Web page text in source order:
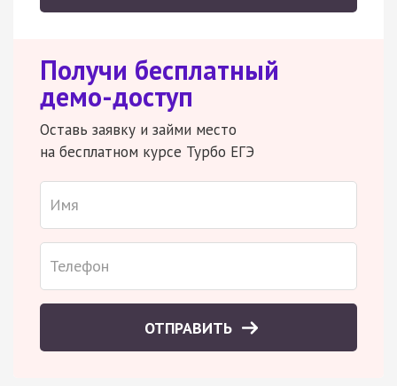
Получи бесплатный
демо-доступ
Оставь заявку и займи место
на бесплатном курсе Турбо ЕГЭ
ОТПРАВИТЬ